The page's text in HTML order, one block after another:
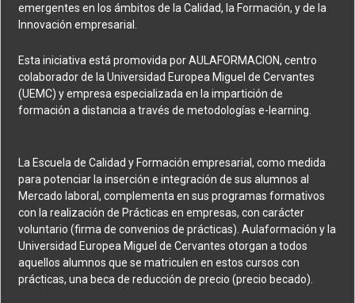
emergentes en los ámbitos de la Calidad, la Formación, y de la
Innovación empresarial.
Esta iniciativa está promovida por AULAFORMACION, centro
colaborador de la Universidad Europea Miguel de Cervantes
(UEMC) y empresa especializada en la impartición de
formación a distancia a través de metodologías e-learning.
La Escuela de Calidad y Formación empresarial, como medida
para potenciar la inserción e integración de sus alumnos al
Mercado laboral, complementa en sus programas formativos
con la realización de Prácticas en empresas, con carácter
voluntario (firma de convenios de prácticas). Aulaformación y la
Universidad Europea Miguel de Cervantes otorgan a todos
aquellos alumnos que se matriculen en estos cursos con
prácticas, una beca de reducción de precio (precio becado).